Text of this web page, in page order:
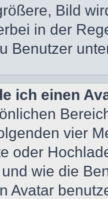
Bild
in der
Benutzer
ich einen
vier
oder
wie die
Avatar